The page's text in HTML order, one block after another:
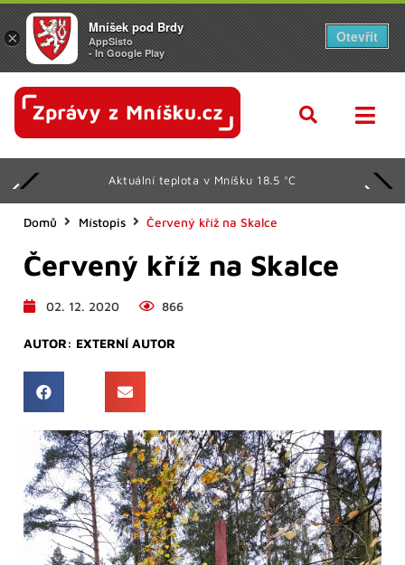
Aktuální teplota v Mníšku 18.5 °C
Domů Místopis Červený kříž na Skalce
Červený kříž na Skalce
02. 12. 2020 866
AUTOR: EXTERNÍ AUTOR
×
Mníšek pod Brdy
AppSisto
- In Google Play
Otevřít